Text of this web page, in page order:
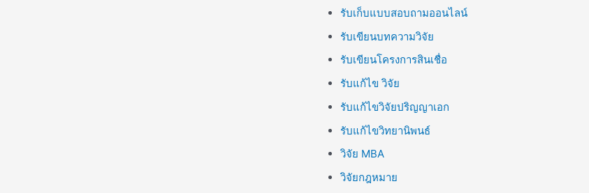
รับเก็บแบบสอบถามออนไลน์
รับเขียนบทความวิจัย
รับเขียนโครงการสินเชื่อ
รับแก้ไข วิจัย
รับแก้ไขวิจัยปริญญาเอก
รับแก้ไขวิทยานิพนธ์
วิจัย MBA
วิจัยกฎหมาย